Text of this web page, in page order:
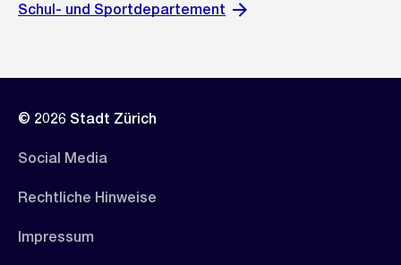
Schul- und Sportdepartement
© 2026 Stadt Zürich
Social Media
Rechtliche Hinweise
Impressum